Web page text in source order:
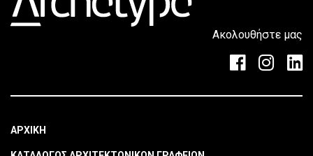
Ακολουθήστε μας
ΑΡΧΙΚΗ